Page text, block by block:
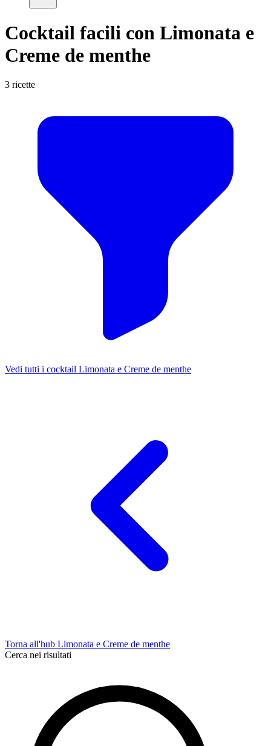
Cocktail facili con Limonata e
Creme de menthe
3 ricette
Vedi tutti i cocktail Limonata e Creme de menthe
Torna all'hub Limonata e Creme de menthe
Cerca nei risultati